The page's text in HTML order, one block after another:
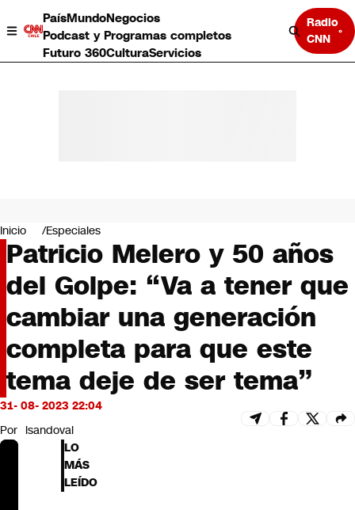
PaísMundoNegocios
Podcast y Programas completos
Futuro 360CulturaServicios
Radio
CNN
Negocios
Deportes
Programas completos
Cultura
Servicios
Bits
CNN tiempo
Futuro 360
Opinión
Inicio Especiales
Patricio Melero y 50 años
del Golpe: “Va a tener que
cambiar una generación
completa para que este
tema deje de ser tema”
31- 08- 2023 22:04
Por lsandoval
LO
MÁS
LEÍDO